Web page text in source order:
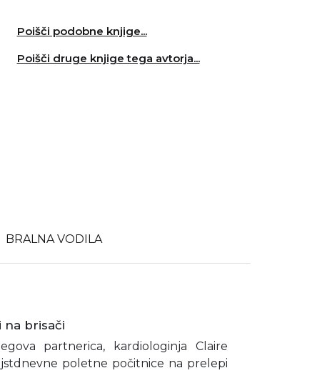
Poišči podobne knjige...
Poišči druge knjige tega avtorja...
BRALNA VODILA
na brisači
partnerica, kardiologinja Claire
poletne počitnice na prelepi